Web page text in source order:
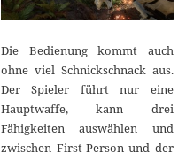
Die Bedienung kommt auch
ohne viel Schnickschnack aus.
Der Spieler führt nur eine
Hauptwaffe, kann drei
Fähigkeiten auswählen und
zwischen First-Person und der